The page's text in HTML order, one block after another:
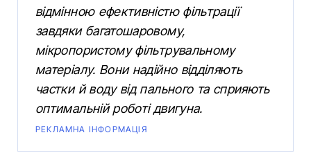
відмінною ефективністю фільтрації
завдяки багатошаровому,
мікропористому фільтрувальному
матеріалу. Вони надійно відділяють
частки й воду від пального та сприяють
оптимальній роботі двигуна.
РЕКЛАМНА ІНФОРМАЦІЯ